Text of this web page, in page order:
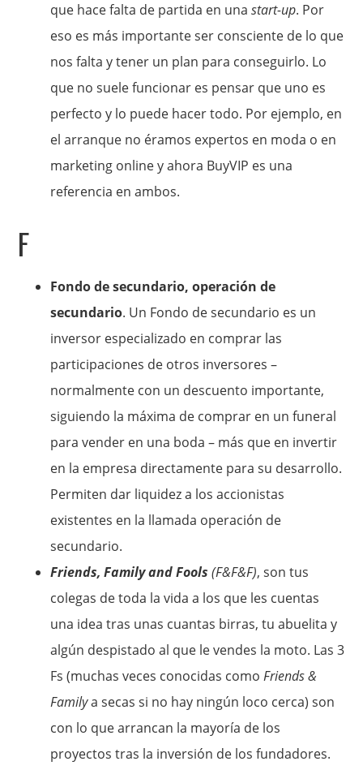
que hace falta de partida en unastart-up. Por
eso es más importante ser consciente de lo que
nos falta y tener un plan para conseguirlo. Lo
que no suele funcionar es pensar que uno es
perfecto y lo puede hacer todo. Por ejemplo, en
el arranque no éramos expertos en moda o en
marketing online y ahora BuyVIP es una
referencia en ambos.
F
Fondo de secundario, operación de
secundario. Un Fondo de secundario es un
inversor especializado en comprar las
participaciones de otros inversores –
normalmente con un descuento importante,
siguiendo la máxima de comprar en un funeral
para vender en una boda – más que en invertir
en la empresa directamente para su desarrollo.
Permiten dar liquidez a los accionistas
existentes en la llamada operación de
secundario.
Friends, Family and Fools (F&F&F), son tus
colegas de toda la vida a los que les cuentas
una idea tras unas cuantas birras, tu abuelita y
algún despistado al que le vendes la moto. Las 3
Fs (muchas veces conocidas comoFriends &
Familya secas si no hay ningún loco cerca) son
con lo que arrancan la mayoría de los
proyectos tras la inversión de los fundadores.